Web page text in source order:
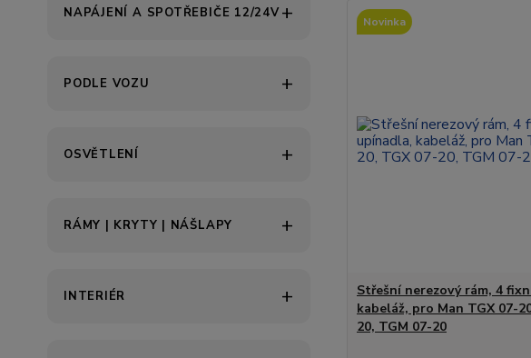
NAPÁJENÍ A SPOTŘEBIČE 12/24V
PODLE VOZU
OSVĚTLENÍ
RÁMY | KRYTY | NÁŠLAPY
INTERIÉR
Novinka
Střešní nerezový rám, 4
kabeláž, pro Man TGX 07-
20, TGM 07-20